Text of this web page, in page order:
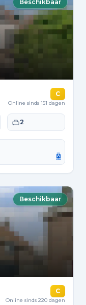
Beschikbaar
C
Online sinds 151 dagen
Slaapkamers
2
Beschikbaar
C
Online sinds 220 dagen